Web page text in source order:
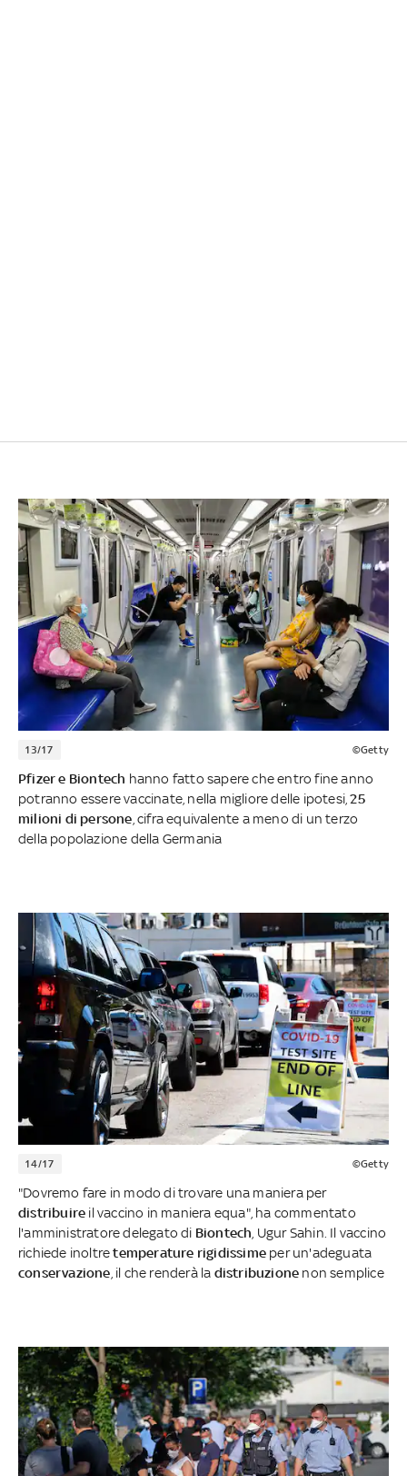
13/17 ©Getty
Pfizer e Biontech hanno fatto sapere che entro fine anno
potranno essere vaccinate, nella migliore delle ipotesi,25
milioni di persone , cifra equivalente a meno di un terzo
della popolazione della Germania
14/17 ©Getty
"Dovremo fare in modo di trovare una maniera per
distribuire il vaccino in maniera equa", ha commentato
l'amministratore delegato di Biontech , Ugur Sahin. Il vaccino
richiede inoltretemperature rigidissime per un'adeguata
conservazione , il che renderà la distribuzione non semplice